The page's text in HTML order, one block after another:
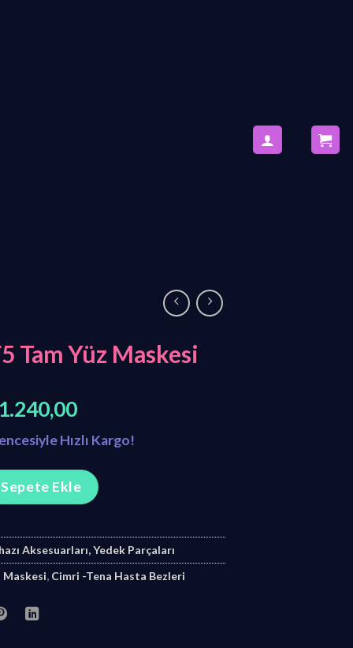
Tam Yüz Maskesi
fiyat:
1.240,00Şu
andaki
fiyat:
₺1.240,00.
Hızlı Kargo!
Maskesi adet
Sepete Ekle
Aksesuarları, Yedek Parçaları
Maskesi, Cimri -Tena Hasta Bezleri